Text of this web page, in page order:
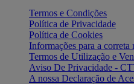
Termos e Condições
Política de Privacidade
Política de Cookies
Informações para a correta
Termos de Utilização e
Aviso De Privacidade -
A nossa Declaração de